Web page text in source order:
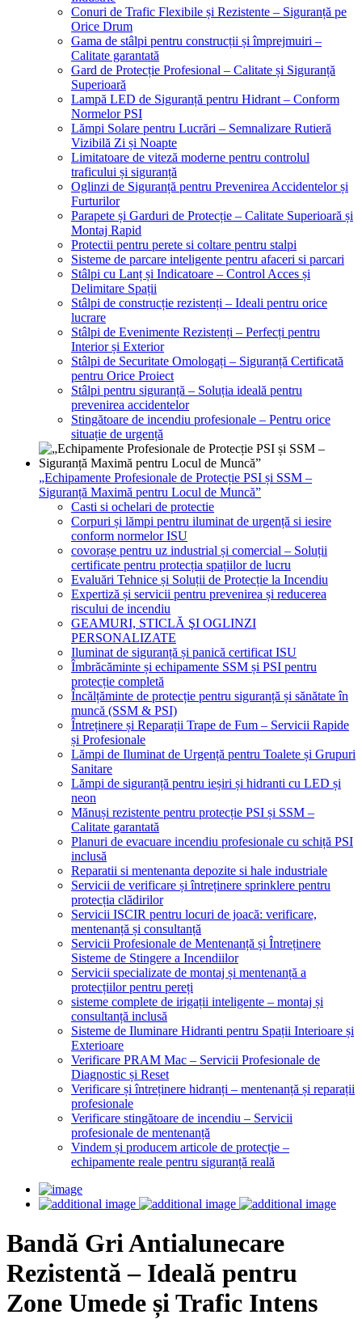
Conuri de Trafic Flexibile și Rezistente – Siguranță pe
Orice Drum
Gama de stâlpi pentru construcții și împrejmuiri –
Calitate garantată
Gard de Protecție Profesional – Calitate și Siguranță
Superioară
Lampă LED de Siguranță pentru Hidrant – Conform
Normelor PSI
Lămpi Solare pentru Lucrări – Semnalizare Rutieră
Vizibilă Zi și Noapte
Limitatoare de viteză moderne pentru controlul
traficului și siguranță
Oglinzi de Siguranță pentru Prevenirea Accidentelor și
Furturilor
Parapete și Garduri de Protecție – Calitate Superioară și
Montaj Rapid
Protectii pentru perete si coltare pentru stalpi
Sisteme de parcare inteligente pentru afaceri si parcari
Stâlpi cu Lanț și Indicatoare – Control Acces și
Delimitare Spații
Stâlpi de construcție rezistenți – Ideali pentru orice
lucrare
Stâlpi de Evenimente Rezistenți – Perfecți pentru
Interior și Exterior
Stâlpi de Securitate Omologați – Siguranță Certificată
pentru Orice Proiect
Stâlpi pentru siguranță – Soluția ideală pentru
prevenirea accidentelor
Stingătoare de incendiu profesionale – Pentru orice
situație de urgență
„Echipamente Profesionale de Protecție PSI și SSM –
Siguranță Maximă pentru Locul de Muncă”
Casti si ochelari de protectie
Corpuri și lămpi pentru iluminat de urgență si iesire
conform normelor ISU
covorașe pentru uz industrial și comercial – Soluții
certificate pentru protecția spațiilor de lucru
Evaluări Tehnice și Soluții de Protecție la Incendiu
Expertiză și servicii pentru prevenirea și reducerea
riscului de incendiu
GEAMURI, STICLĂ ŞI OGLINZI
PERSONALIZATE
Iluminat de siguranță și panică certificat ISU
Îmbrăcăminte și echipamente SSM și PSI pentru
protecție completă
Încălțăminte de protecție pentru siguranță și sănătate în
muncă (SSM & PSI)
Întreținere și Reparații Trape de Fum – Servicii Rapide
și Profesionale
Lămpi de Iluminat de Urgență pentru Toalete și Grupuri
Sanitare
Lămpi de siguranță pentru ieșiri și hidranti cu LED și
neon
Mănuși rezistente pentru protecție PSI și SSM –
Calitate garantată
Planuri de evacuare incendiu profesionale cu schiță PSI
inclusă
Reparatii si mentenanta depozite si hale industriale
Servicii de verificare și întreținere sprinklere pentru
protecția clădirilor
Servicii ISCIR pentru locuri de joacă: verificare,
mentenanță și consultanță
Servicii Profesionale de Mentenanță și Întreținere
Sisteme de Stingere a Incendiilor
Servicii specializate de montaj și mentenanță a
protecțiilor pentru pereți
sisteme complete de irigații inteligente – montaj și
consultanță inclusă
Sisteme de Iluminare Hidranti pentru Spații Interioare și
Exterioare
Verificare PRAM Mac – Servicii Profesionale de
Diagnostic și Reset
Verificare și întreținere hidranți – mentenanță și reparații
profesionale
Verificare stingătoare de incendiu – Servicii
profesionale de mentenanță
Vindem și producem articole de protecție –
echipamente reale pentru siguranță reală
Bandă Gri Antialunecare
Rezistentă – Ideală pentru
Zone Umede și Trafic Intens